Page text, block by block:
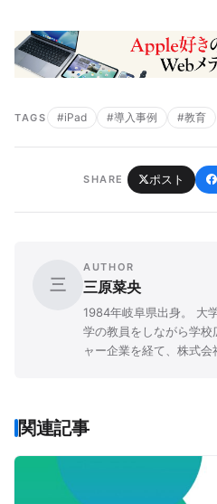
TAGS #iPad #導入事例 #教育
SHARE ポスト
三
AUTHOR
三原菜央
1984年岐阜県出身。 大
学の教員をしながら学
ャー企業を経て、株式
関連記事